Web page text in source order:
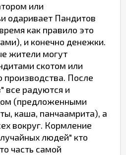
или
одаривает Пандитов
как правило это
и конечно денежки.
жители могут
скотом или
производства. После
все радуются и
(предложенными
каша, панчаамрита), а
вокруг. Кормление
людей" кто
часть самой